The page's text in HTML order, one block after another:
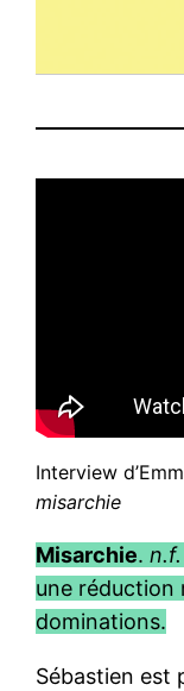
Interview
misarchie
Misarchie.n.f.
une réduction
dominations.
Sébastien est